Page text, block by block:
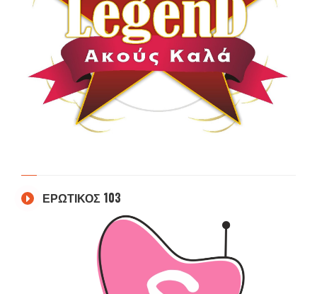
ΕΡΩΤΙΚΟΣ 103